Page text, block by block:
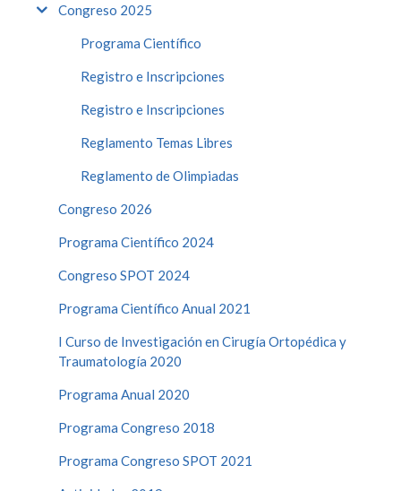
Congreso 2025
Programa Científico
Registro e Inscripciones
Registro e Inscripciones
Reglamento Temas Libres
Reglamento de Olimpiadas
Congreso 2026
Programa Científico 2024
Congreso SPOT 2024
Programa Científico Anual 2021
I Curso de Investigación en Cirugía Ortopédica y
Traumatología 2020
Programa Anual 2020
Programa Congreso 2018
Programa Congreso SPOT 2021